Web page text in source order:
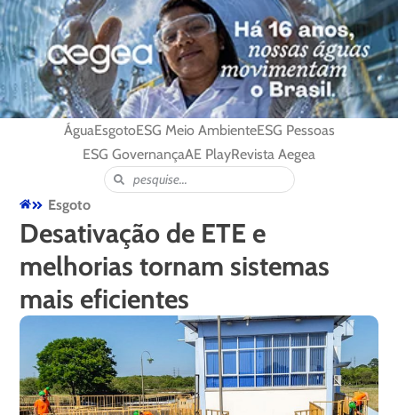
ÁguaEsgotoESG Meio AmbienteESG Pessoas
ESG GovernançaAE PlayRevista Aegea
Esgoto
Desativação de ETE e
melhorias tornam sistemas
mais eficientes